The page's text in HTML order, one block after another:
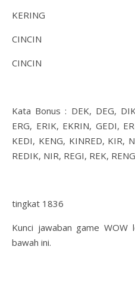
KERING
CINCIN
CINCIN
Kata Bonus : DEK, DEG,
ERG, ERIK, EKRIN, GEDI,
KEDI, KENG, KINRED, KIR,
REDIK, NIR, REGI, REK,
tingkat 1836
Kunci jawaban game
bawah ini.